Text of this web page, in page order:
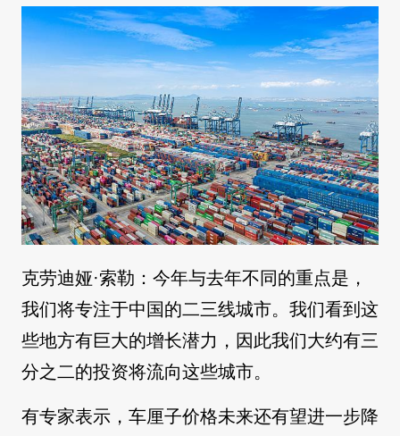
克劳迪娅·索勒：今年与去年不同的重点是，
我们将专注于中国的二三线城市。我们看到这
些地方有巨大的增长潜力，因此我们大约有三
分之二的投资将流向这些城市。
有专家表示，车厘子价格未来还有望进一步降